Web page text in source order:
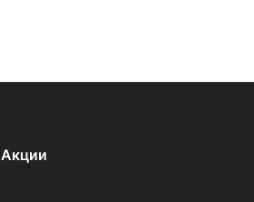
Акции